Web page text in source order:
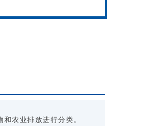
农业排放进行分类。